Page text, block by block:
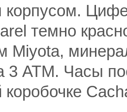
корпусом.
темно
Miyota,
3 АТМ. Часы
коробочке